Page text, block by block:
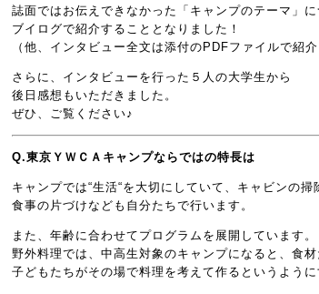
誌面ではお伝えできなかった「キャンプのテーマ」に
ブイログで紹介することとなりました！
（他、インタビュー全文は添付のPDFファイルで紹介
さらに、インタビューを行った５人の大学生から
後日感想もいただきました。
ぜひ、ご覧ください♪
Q.東京ＹＷＣＡキャンプならではの特長は
キャンプでは“生活“を大切にしていて、キャビンの掃
食事の片づけなども自分たちで行います。
また、年齢に合わせてプログラムを展開しています。
野外料理では、中高生対象のキャンプになると、食
子どもたちがその場で料理を考えて作るというように